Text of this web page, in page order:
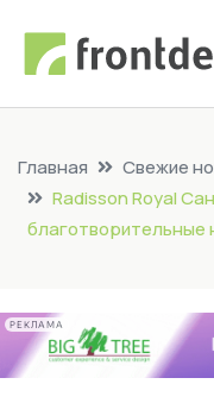
Главная
Свежие
Radisson Royal
благотворительные
РЕКЛАМА